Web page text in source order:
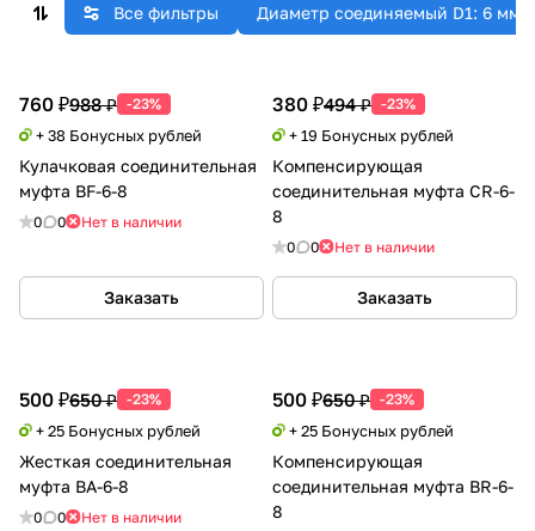
Все фильтры Диаметр соединяемый D1: 6 мм
760 ₽988 ₽ -23%
+ 38 Бонусных рублей
Кулачковая соединительная
муфта BF-6-8
0 0 Нет в наличии
Заказать
380 ₽494 ₽ -23%
+ 19 Бонусных рублей
Компенсирующая
соединительная муфта CR-6-
8
0 0 Нет в наличии
Заказать
500 ₽650 ₽ -23%
+ 25 Бонусных рублей
Жесткая соединительная
муфта BA-6-8
0 0 Нет в наличии
500 ₽650 ₽ -23%
+ 25 Бонусных рублей
Компенсирующая
соединительная муфта BR-6-
8